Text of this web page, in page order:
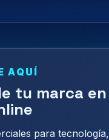
AQUÍ
tu marca en
para tecnología,